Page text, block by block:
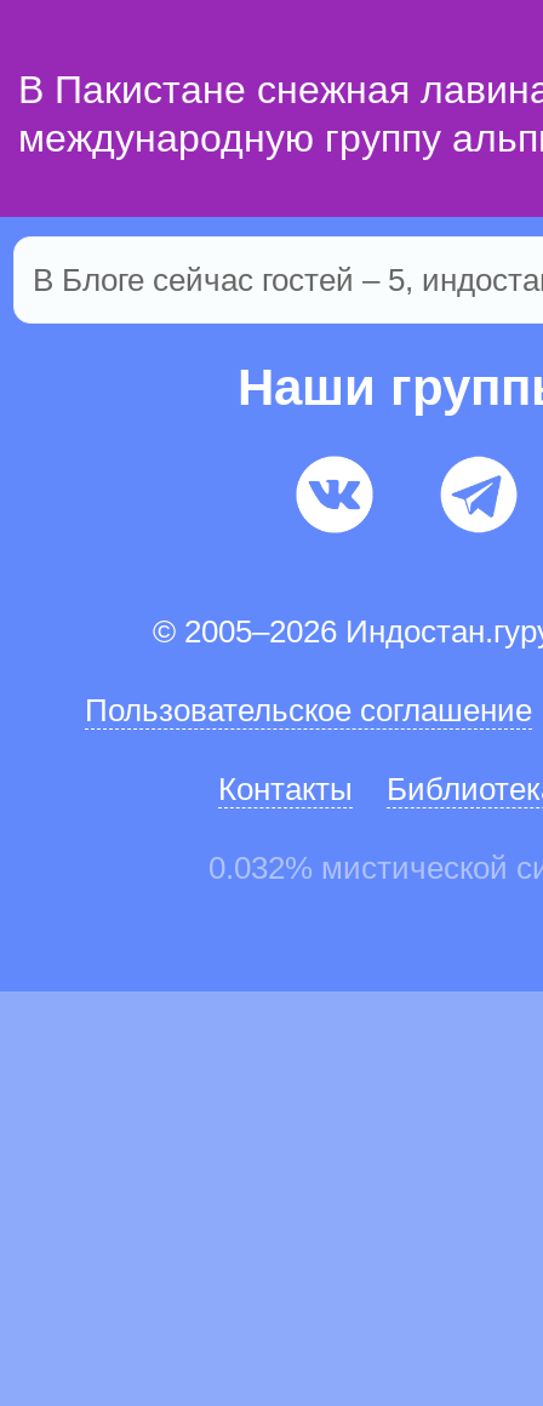
В Пакистане снежная
международную группу
В Блоге сейчас гостей – 5,
Наши
© 2005–2026
Пользовательское соглашение
Контакты
0.032% мистической